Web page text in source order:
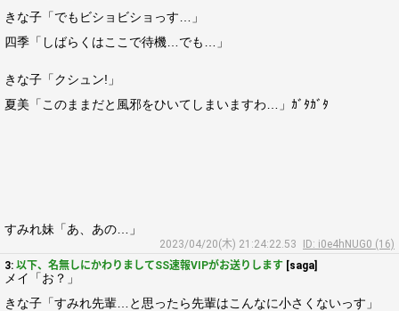
きな子「でもビショビショっす…」
四季「しばらくはここで待機…でも…」
きな子「クシュン!」
夏美「このままだと風邪をひいてしまいますわ…」ｶﾞﾀｶﾞﾀ
すみれ妹「あ、あの…」
2023/04/20(木) 21:24:22.53
ID: i0e4hNUG0 (16)
3: 以下、名無しにかわりましてSS速報VIPがお送りします [saga]
メイ「お？」
きな子「すみれ先輩…と思ったら先輩はこんなに小さくないっす」